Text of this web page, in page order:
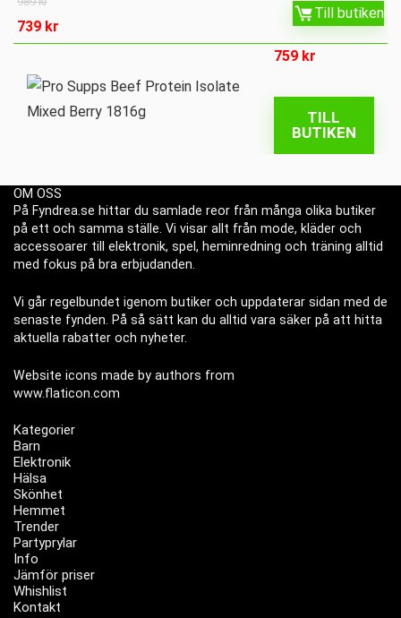
739 kr
Till butiken
759 kr
TILL
BUTIKEN
OM OSS
På Fyndrea.se hittar du samlade reor från många olika butiker
på ett och samma ställe. Vi visar allt från mode, kläder och
accessoarer till elektronik, spel, heminredning och träning alltid
med fokus på bra erbjudanden.
Vi går regelbundet igenom butiker och uppdaterar sidan med de
senaste fynden. På så sätt kan du alltid vara säker på att hitta
aktuella rabatter och nyheter.
Website icons made by authors from
www.flaticon.com
Kategorier
Barn
Elektronik
Hälsa
Skönhet
Hemmet
Trender
Partyprylar
Info
Jämför priser
Whishlist
Kontakt